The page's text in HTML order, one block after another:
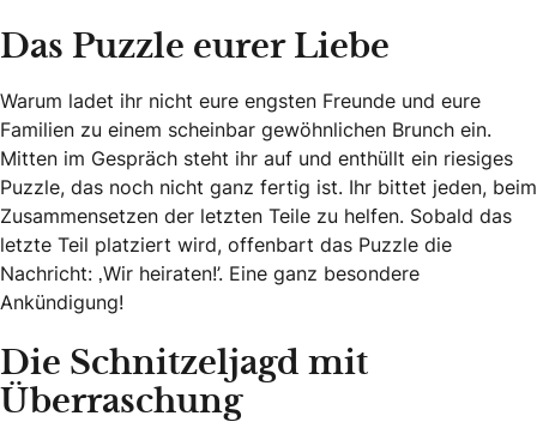
Das Puzzle eurer Liebe
Warum ladet ihr nicht eure engsten Freunde und eure
Familien zu einem scheinbar gewöhnlichen Brunch ein.
Mitten im Gespräch steht ihr auf und enthüllt ein riesiges
Puzzle, das noch nicht ganz fertig ist. Ihr bittet jeden, beim
Zusammensetzen der letzten Teile zu helfen. Sobald das
letzte Teil platziert wird, offenbart das Puzzle die
Nachricht: ‚Wir heiraten!’. Eine ganz besondere
Ankündigung!
Die Schnitzeljagd mit
Überraschung